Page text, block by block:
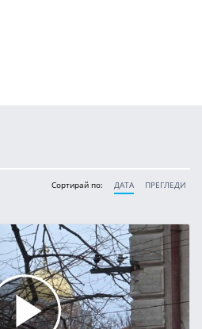
Сортирай по: ДАТА ПРЕГЛЕДИ